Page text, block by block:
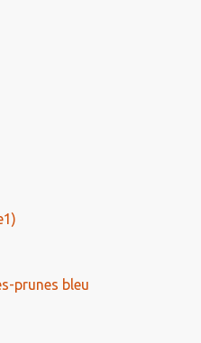
prunes bleu